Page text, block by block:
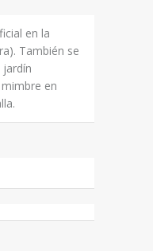
en la
También se
en